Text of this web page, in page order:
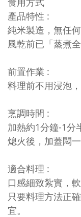
產品特性 :
純米製造，無任
風乾前已「蒸煮
前置作業 :
料理前不用浸泡
烹調時間 :
加熱約1分鐘-1分
熄火後，加蓋悶
適合料理 :
口感細致紮實，
只要料理方法正確
宜。